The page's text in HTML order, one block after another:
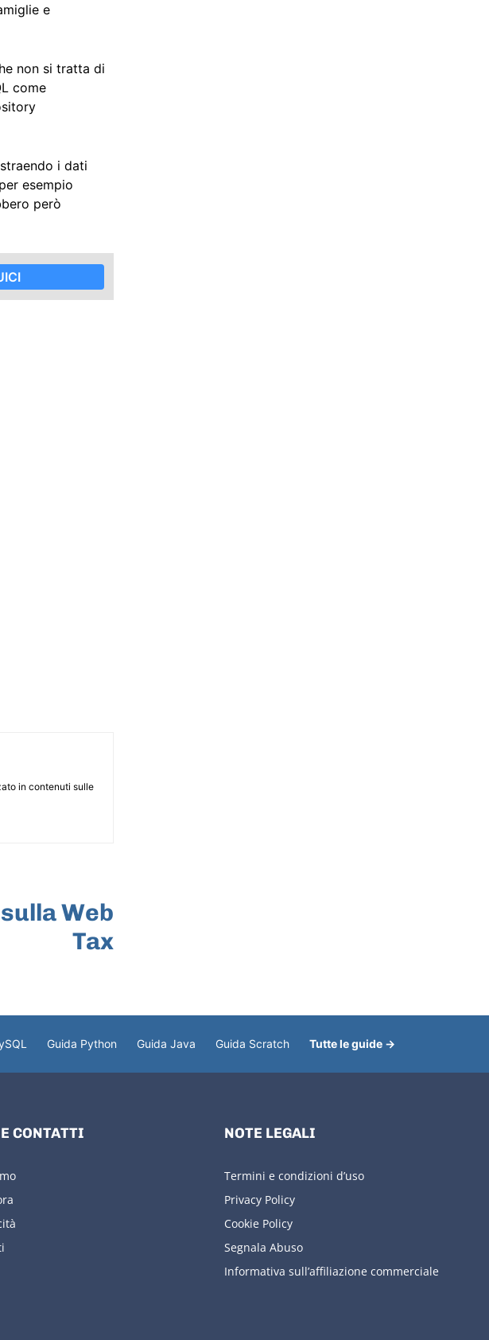
e
non si tratta di
come
i dati
esempio
però
in contenuti sulle
Web
Tax
Guida Python Guida Java Guida Scratch Tutte le guide →
CONTATTI NOTE LEGALI
Termini e condizioni d’uso
Privacy Policy
Cookie Policy
Segnala Abuso
Informativa sull’affiliazione commerciale